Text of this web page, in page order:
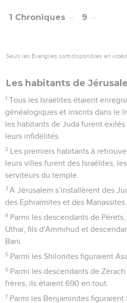
1 Chroniques 9
Seuls les Évangiles sont disponibles en vidéo
Les habitants de
1 Tous les Israélites étaient
généalogiques et inscrits dans le
les habitants de Juda furent
leurs infidélités.
2 Les premiers habitants à
leurs villes furent des Israélites,
serviteurs du temple.
3 A Jérusalem s’installèrent des
des Ephraïmites et des Manassites.
4 Parmi les descendants de
Uthaï, fils d'Ammihud et
Bani.
5 Parmi les Shilonites figuraient
6 Parmi les descendants de
frères, ils étaient 690 en tout.
7 Parmi les Benjaminites